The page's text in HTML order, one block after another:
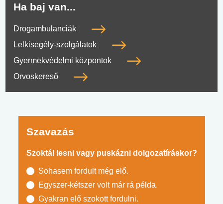
Ha baj van...
Drogambulanciák
Lelkisegély-szolgálatok
Gyermekvédelmi központok
Orvoskereső
Szavazás
Szoktál lesni vagy puskázni dolgozatíráskor?
Sohasem fordult még elő.
Egyszer-kétszer volt már rá példa.
Gyakran elő szokott fordulni.